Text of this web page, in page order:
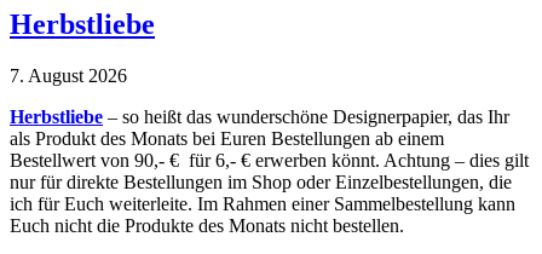
Herbstliebe
7. August 2026
Herbstliebe – so heißt das wunderschöne Designerpapier, das Ihr
als Produkt des Monats bei Euren Bestellungen ab einem
Bestellwert von 90,- € für 6,- € erwerben könnt. Achtung – dies gilt
nur für direkte Bestellungen im Shop oder Einzelbestellungen, die
ich für Euch weiterleite. Im Rahmen einer Sammelbestellung kann
Euch nicht die Produkte des Monats nicht bestellen.